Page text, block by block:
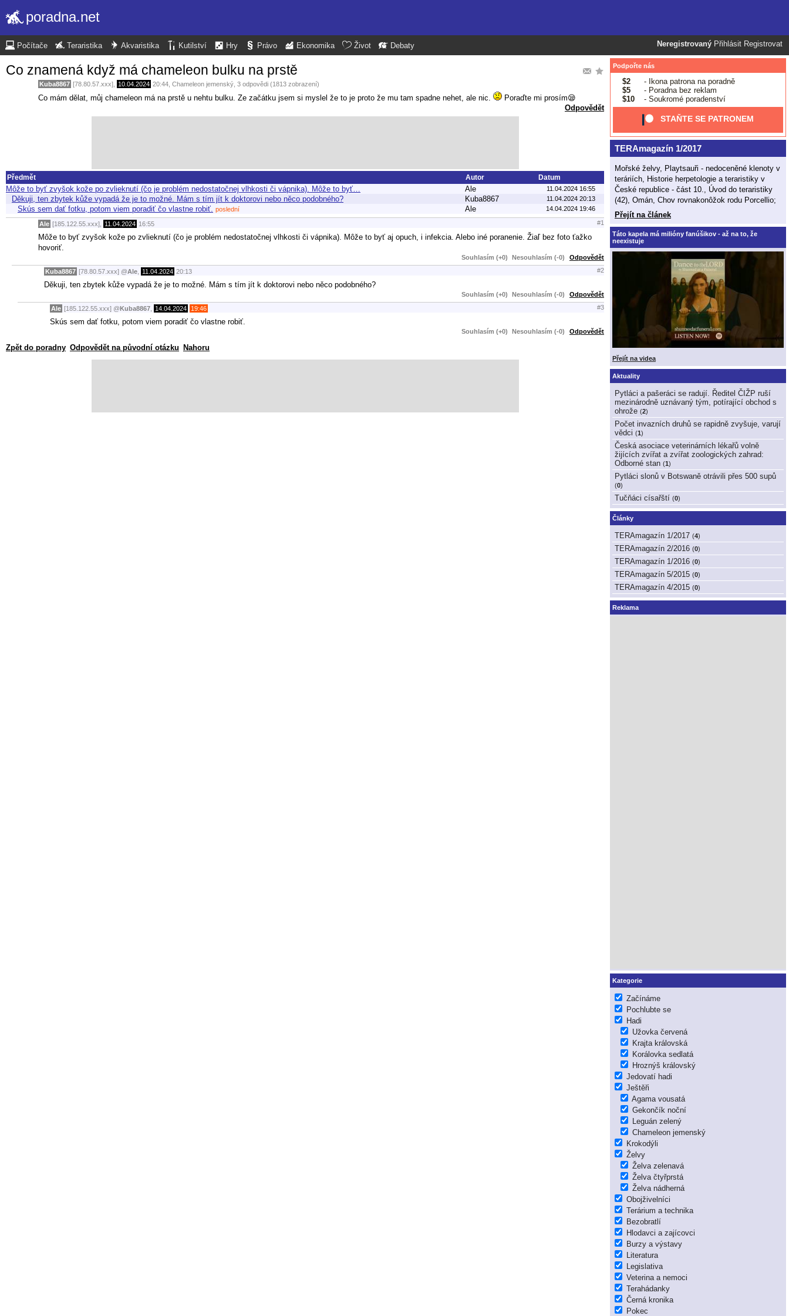
poradna.net
Neregistrovaný Přihlásit Registrovat
Počítače Teraristika Akvaristika Kutilství Hry Právo Ekonomika Život Debaty
Co znamená když má chameleon bulku na prstě
Kuba8867 [78.80.57.xxx], 10.04.2024 20:44 Chameleon jemenský , 3 odpovědi (1813 zobrazení)
Co mám dělat, můj chameleon má na prstě u nehtu bulku. Ze začátku jsem si myslel že to je proto že mu tam spadne nehet, ale nic.
Poraďte mi prosím😪
Odpovědět
Předmět Autor Datum
Môže to byť zvyšok kože po zvlieknutí (čo je problém nedostatočnej vlhkosti či vápnika). Môže to byť… Ale 11.04.2024 16:55
Děkuji, ten zbytek kůže vypadá že je to možné. Mám s tím jít k doktorovi nebo něco podobného? Kuba8867 11.04.2024 20:13
Skús sem dať fotku, potom viem poradiť čo vlastne robiť. poslední Ale 14.04.2024 19:46
Ale [185.122.55.xxx], 11.04.2024 16:55 #1
Môže to byť zvyšok kože po zvlieknutí (čo je problém nedostatočnej vlhkosti či vápnika). Môže to byť aj opuch, i infekcia. Alebo iné poranenie. Žiaľ bez foto ťažko
hovoriť.
Souhlasím (+0) Nesouhlasím (-0) Odpovědět
Kuba8867 [78.80.57.xxx] @Ale 11.04.2024 20:13 #2
Děkuji, ten zbytek kůže vypadá že je to možné. Mám s tím jít k doktorovi nebo něco podobného?
Souhlasím (+0) Nesouhlasím (-0) Odpovědět
Ale [185.122.55.xxx] @Kuba8867 14.04.2024 19:46 #3
Skús sem dať fotku, potom viem poradiť čo vlastne robiť.
Souhlasím (+0) Nesouhlasím (-0) Odpovědět
Zpět do poradny Odpovědět na původní otázku Nahoru
Podpořte nás
$2
- Ikona patrona na poradně
$5
- Poradna bez reklam
$10
- Soukromé poradenství
STAŇTE SE PATRONEM
TERAmagazín 1/2017
Mořské želvy, Playtsauři - nedoceněné klenoty v
teráriích, Historie herpetologie a teraristiky v
České republice - část 10., Úvod do teraristiky
(42), Omán, Chov rovnakonôžok rodu Porcellio;
Přejít na článek
Táto kapela má milióny fanúšikov - až na to, že
neexistuje
Přejít na videa
Aktuality
Pytláci a pašeráci se radují. Ředitel ČIŽP ruší
mezinárodně uznávaný tým, potírající obchod s
ohrože (2)
Počet invazních druhů se rapidně zvyšuje, varují
vědci (1)
Česká asociace veterinárních lékařů volně
žijících zvířat a zvířat zoologických zahrad:
Odborné stan (1)
Pytláci slonů v Botswaně otrávili přes 500 supů
(0)
Tučňáci císařští (0)
Články
TERAmagazín 1/2017 (4)
TERAmagazín 2/2016 (0)
TERAmagazín 1/2016 (0)
TERAmagazín 5/2015 (0)
TERAmagazín 4/2015 (0)
Reklama
Kategorie
Začínáme
Pochlubte se
Hadi
Užovka červená
Krajta královská
Korálovka sedlatá
Hroznýš královský
Jedovatí hadi
Ještěři
Agama vousatá
Gekončík noční
Leguán zelený
Chameleon jemenský
Krokodýli
Želvy
Želva zelenavá
Želva čtyřprstá
Želva nádherná
Obojživelníci
Terárium a technika
Bezobratlí
Hlodavci a zajícovci
Burzy a výstavy
Literatura
Legislativa
Veterina a nemoci
Terahádanky
Černá kronika
Pokec